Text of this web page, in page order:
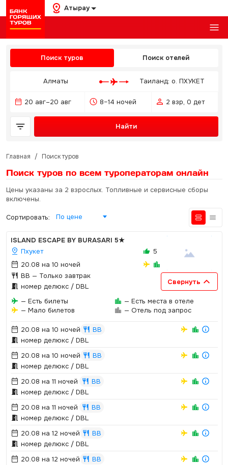
Атырау
Поиск туров Поиск отелей
Алматы Таиланд: о. ПХУКЕТ
20 авг–20 авг 8–14 ночей 2 взр, 0 дет
Найти
Главная / Поиск туров
Поиск туров по всем туроператорам онлайн
Цены указаны за 2 взрослых. Топливные и сервисные сборы
включены.
Сортировать: По цене
ISLAND ESCAPE BY BURASARI 5★
Пхукет
20.08 на 10 ночей
BB — Только завтрак
5
номер делюкс / DBL
Свернуть
— Есть билеты
— Мало билетов
— Есть места в отеле
— Отель под запрос
20.08 на 10 ночей
BB
номер делюкс / DBL
20.08 на 10 ночей
BB
номер делюкс / DBL
20.08 на 11 ночей
BB
номер делюкс / DBL
20.08 на 11 ночей
BB
номер делюкс / DBL
20.08 на 12 ночей
BB
номер делюкс / DBL
20.08 на 12 ночей
BB